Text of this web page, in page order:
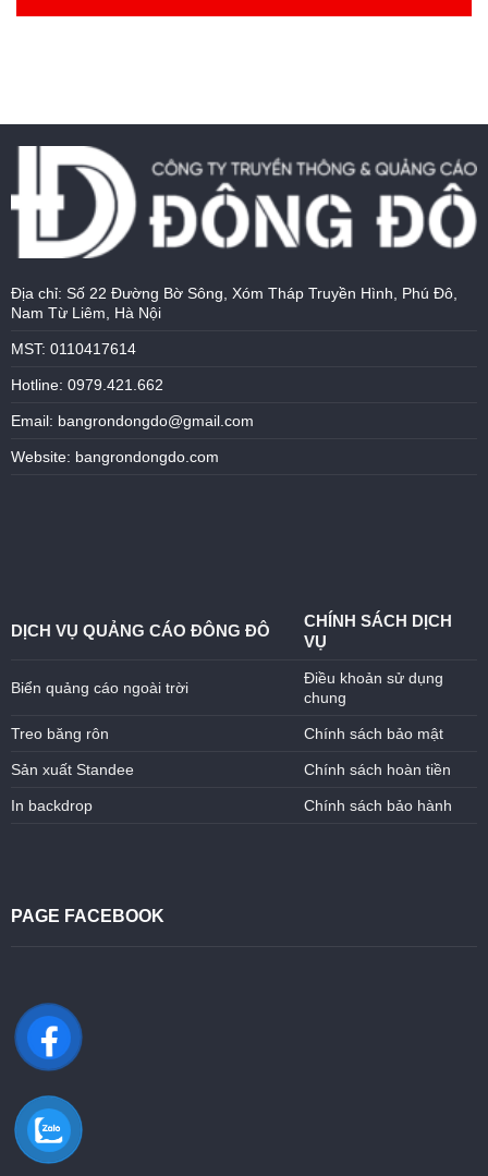
Địa chỉ: Số 22 Đường Bờ Sông, Xóm Tháp Truyền Hình, Phú Đô,
Nam Từ Liêm, Hà Nội
MST: 0110417614
Hotline: 0979.421.662
Email: bangrondongdo@gmail.com
Website: bangrondongdo.com
DỊCH VỤ QUẢNG CÁO ĐÔNG ĐÔ
CHÍNH SÁCH DỊCH
VỤ
Biển quảng cáo ngoài trời
Điều khoản sử dụng
chung
Treo băng rôn Chính sách bảo mật
Sản xuất Standee Chính sách hoàn tiền
In backdrop Chính sách bảo hành
PAGE FACEBOOK